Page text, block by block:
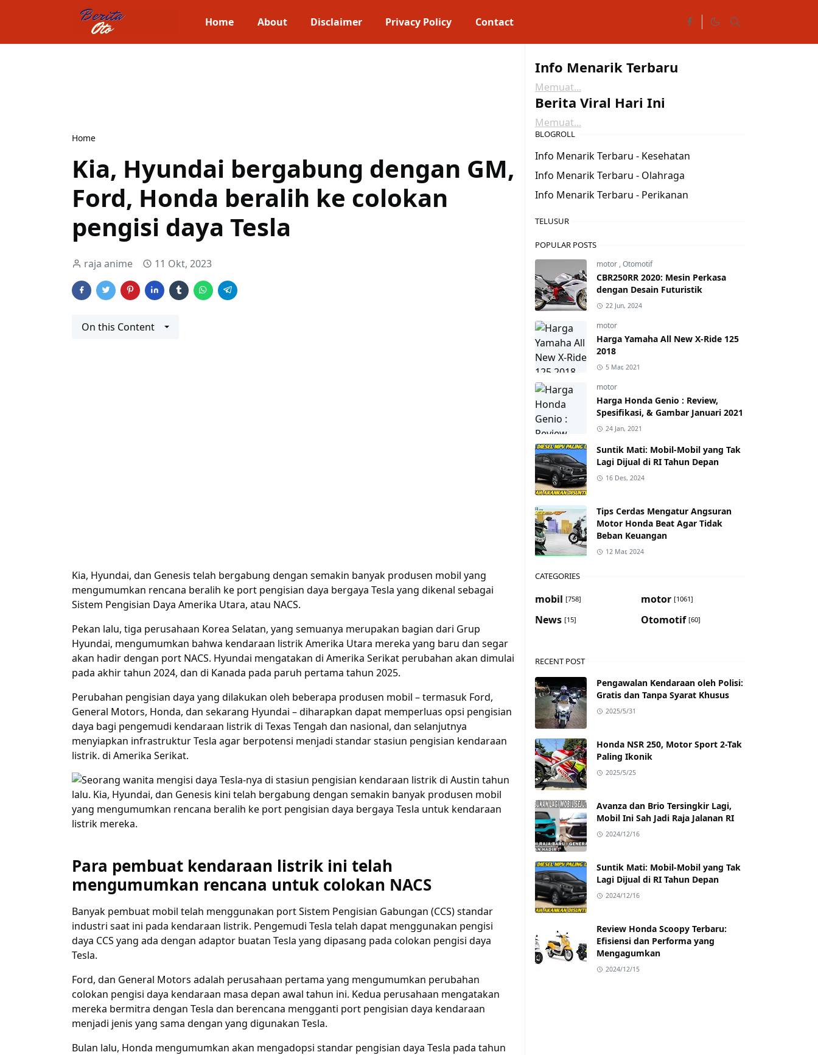
Home About Disclaimer Privacy Policy Contact
Home
Kia, Hyundai bergabung dengan GM,
Ford, Honda beralih ke colokan
pengisi daya Tesla
raja anime 11 Okt, 2023
On this Content
Kia, Hyundai, dan Genesis telah bergabung dengan semakin banyak produsen mobil yang
mengumumkan rencana beralih ke port pengisian daya bergaya Tesla yang dikenal sebagai
Sistem Pengisian Daya Amerika Utara, atau NACS.
Pekan lalu, tiga perusahaan Korea Selatan, yang semuanya merupakan bagian dari Grup
Hyundai, mengumumkan bahwa kendaraan listrik Amerika Utara mereka yang baru dan segar
akan hadir dengan port NACS. Hyundai mengatakan di Amerika Serikat perubahan akan dimulai
pada akhir tahun 2024, dan di Kanada pada paruh pertama tahun 2025.
Perubahan pengisian daya yang dilakukan oleh beberapa produsen mobil – termasuk Ford,
General Motors, Honda, dan sekarang Hyundai – diharapkan dapat memperluas opsi pengisian
daya bagi pengemudi kendaraan listrik di Texas Tengah dan nasional, dan selanjutnya
menyiapkan infrastruktur Tesla agar berpotensi menjadi standar stasiun pengisian kendaraan
listrik. di Amerika Serikat.
Para pembuat kendaraan listrik ini telah
mengumumkan rencana untuk colokan NACS
Banyak pembuat mobil telah menggunakan port Sistem Pengisian Gabungan (CCS) standar
industri saat ini pada kendaraan listrik. Pengemudi Tesla telah dapat menggunakan pengisi
daya CCS yang ada dengan adaptor buatan Tesla yang dipasang pada colokan pengisi daya
Tesla.
Ford, dan General Motors adalah perusahaan pertama yang mengumumkan perubahan
colokan pengisi daya kendaraan masa depan awal tahun ini. Kedua perusahaan mengatakan
mereka bermitra dengan Tesla dan berencana mengganti port pengisian daya kendaraan
menjadi jenis yang sama dengan yang digunakan Tesla.
Bulan lalu, Honda mengumumkan akan mengadopsi standar pengisian daya Tesla pada tahun
Info Menarik Terbaru
Memuat...
Berita Viral Hari Ini
Memuat...
BLOGROLL
Info Menarik Terbaru - Kesehatan
Info Menarik Terbaru - Olahraga
Info Menarik Terbaru - Perikanan
TELUSUR
POPULAR POSTS
motor ,Otomotif
CBR250RR 2020: Mesin Perkasa
dengan Desain Futuristik
22 Jun, 2024
motor
Harga Yamaha All New X-Ride 125
2018
5 Mar, 2021
motor
Harga Honda Genio : Review,
Spesifikasi, & Gambar Januari 2021
24 Jan, 2021
Suntik Mati: Mobil-Mobil yang Tak
Lagi Dijual di RI Tahun Depan
16 Des, 2024
Tips Cerdas Mengatur Angsuran
Motor Honda Beat Agar Tidak
Beban Keuangan
12 Mar, 2024
CATEGORIES
mobil [758] motor [1061]
News [15] Otomotif [60]
RECENT POST
Pengawalan Kendaraan oleh Polisi:
Gratis dan Tanpa Syarat Khusus
2025/5/31
Honda NSR 250, Motor Sport 2-Tak
Paling Ikonik
2025/5/25
Avanza dan Brio Tersingkir Lagi,
Mobil Ini Sah Jadi Raja Jalanan RI
2024/12/16
Suntik Mati: Mobil-Mobil yang Tak
Lagi Dijual di RI Tahun Depan
2024/12/16
Review Honda Scoopy Terbaru:
Efisiensi dan Performa yang
Mengagumkan
2024/12/15